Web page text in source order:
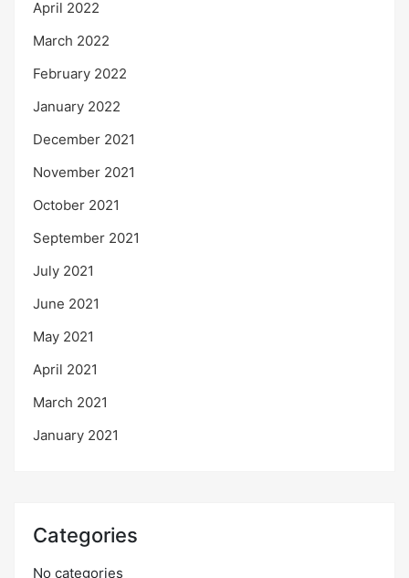
April 2022
March 2022
February 2022
January 2022
December 2021
November 2021
October 2021
September 2021
July 2021
June 2021
May 2021
April 2021
March 2021
January 2021
Categories
No categories